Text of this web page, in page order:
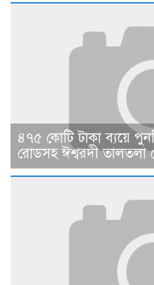
৪৭৫ কোটি টাকা ব্যয়ে
রোডসহ ঈশ্বরদী তালতলা